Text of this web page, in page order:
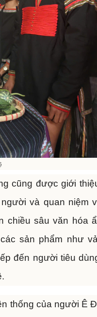
cũng được giới
và quan niệm
chiều sâu văn hóa
sản phẩm như
đến người tiêu
thống của người Ê